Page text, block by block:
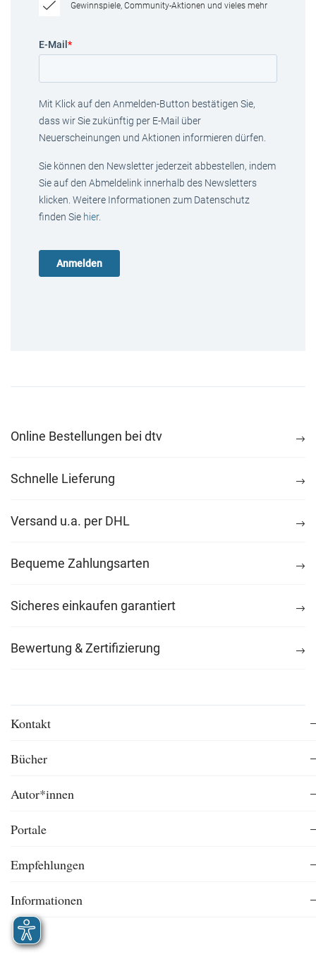
Gewinnspiele, Community-Aktionen und vieles mehr
E-Mail *
Mit Klick auf den Anmelden-Button bestätigen Sie,
dass wir Sie zukünftig per E-Mail über
Neuerscheinungen und Aktionen informieren dürfen.
Sie können den Newsletter jederzeit abbestellen, indem
Sie auf den Abmeldelink innerhalb des Newsletters
klicken. Weitere Informationen zum Datenschutz
finden Sie hier.
Online Bestellungen bei dtv
Schnelle Lieferung
Versand u.a. per DHL
Bequeme Zahlungsarten
Sicheres einkaufen garantiert
Bewertung & Zertifizierung
Kontakt
Bücher
Autor*innen
Portale
Empfehlungen
Informationen